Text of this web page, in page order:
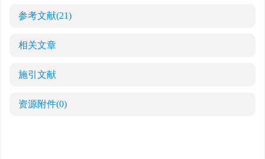
参考文献(21)
相关文章
施引文献
资源附件(0)